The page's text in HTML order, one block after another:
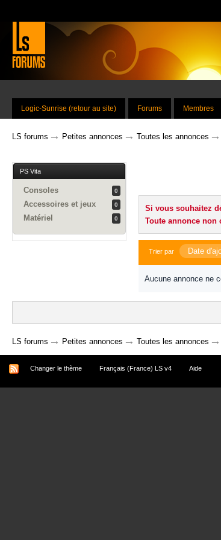
Logic-Sunrise (retour au site) Forums Membres
LS forums → Petites annonces → Toutes les annonces →
PS Vita
Consoles 0
Accessoires et jeux 0
Matériel 0
Si vous souhaitez
Toute annonce non
Trier par Date
Aucune annonce ne
LS forums → Petites annonces → Toutes les annonces →
Changer le thème Français (France) LS v4 Aide